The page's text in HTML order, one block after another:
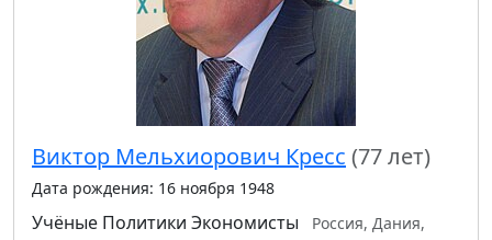
Виктор Мельхиорович Кресс (77 лет)
Дата рождения: 16 ноября 1948
Учёные Политики Экономисты
Россия, Дания,